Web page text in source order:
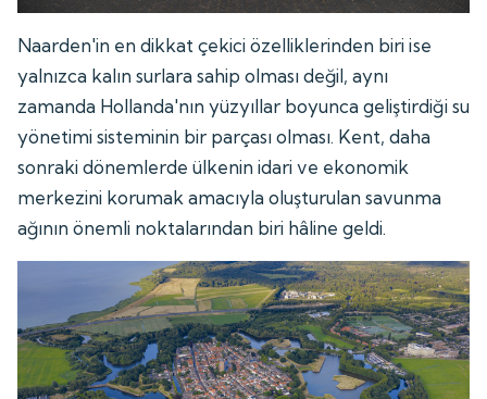
Naarden'in en dikkat çekici özelliklerinden biri ise
yalnızca kalın surlara sahip olması değil, aynı
zamanda Hollanda'nın yüzyıllar boyunca geliştirdiği su
yönetimi sisteminin bir parçası olması. Kent, daha
sonraki dönemlerde ülkenin idari ve ekonomik
merkezini korumak amacıyla oluşturulan savunma
ağının önemli noktalarından biri hâline geldi.